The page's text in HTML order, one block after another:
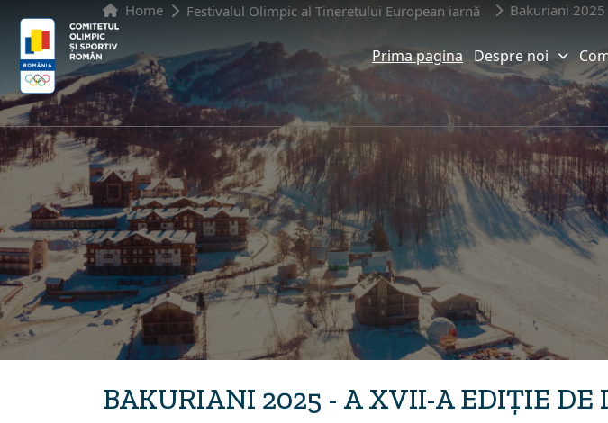
Prima pagina Despre noi
Home Festivalul Olimpic al Tineretului European iarnă Bakuriani 2025
BAKURIANI 2025 - A XVII-A EDIȚIE DE